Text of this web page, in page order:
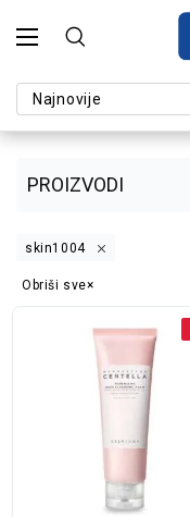
PROIZVODI
skin1004
Obriši sve